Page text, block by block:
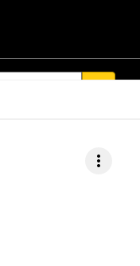
more_vert